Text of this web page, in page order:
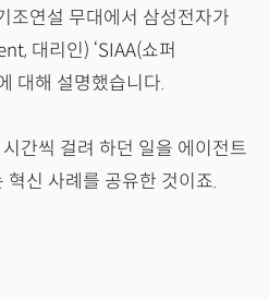
조연설 무대에서 삼성전자가
대리인) ‘SIAA(쇼퍼
대해 설명했습니다.
간씩 걸려 하던 일을 에이전트
혁신 사례를 공유한 것이죠.